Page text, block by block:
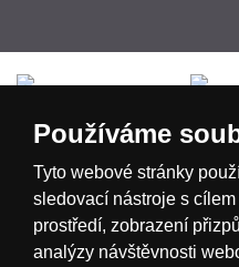
Magyarország
Nederland
Používáme
Tyto webové stránky
sledovací nástroje s
prostředí, zobrazení
analýzy návštěvnosti